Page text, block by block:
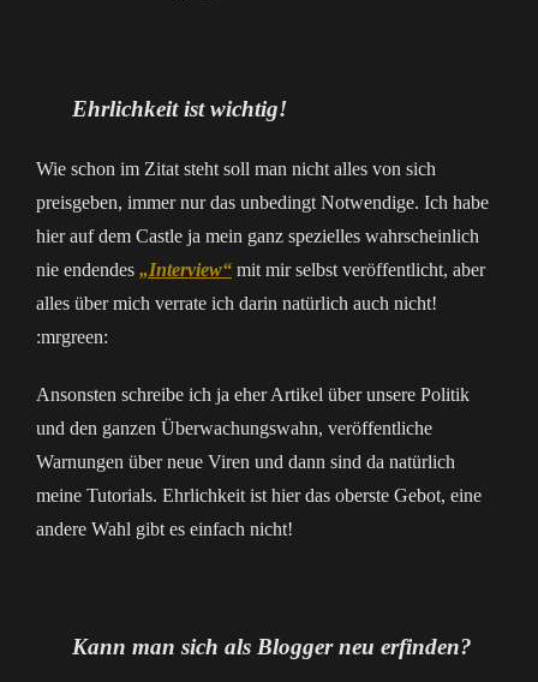
Ehrlichkeit ist wichtig!
Wie schon im Zitat steht soll man nicht alles von sich
preisgeben, immer nur das unbedingt Notwendige. Ich habe
hier auf dem Castle ja mein ganz spezielles wahrscheinlich
nie endendes „Interview“ mit mir selbst veröffentlicht, aber
alles über mich verrate ich darin natürlich auch nicht!
:mrgreen:
Ansonsten schreibe ich ja eher Artikel über unsere Politik
und den ganzen Überwachungswahn, veröffentliche
Warnungen über neue Viren und dann sind da natürlich
meine Tutorials. Ehrlichkeit ist hier das oberste Gebot, eine
andere Wahl gibt es einfach nicht!
Kann man sich als Blogger neu erfinden?